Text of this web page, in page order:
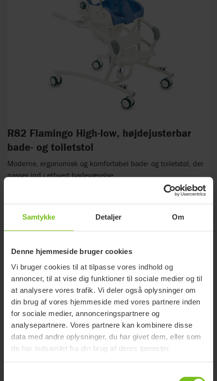
Samtykke Detaljer Om
Denne hjemmeside bruger cookies
Vi bruger cookies til at tilpasse vores indhold og
annoncer, til at vise dig funktioner til sociale medier og til
at analysere vores trafik. Vi deler også oplysninger om
din brug af vores hjemmeside med vores partnere inden
for sociale medier, annonceringspartnere og
analysepartnere. Vores partnere kan kombinere disse
data med andre oplysninger, du har givet dem, eller som
de har indsamlet fra din brug af deres tjenester.
R82 Flamingo High-low, højdejusterbar
bade- og toiletstol
Moderne, ergonomisk og komfortabel bade- og toiletstol, der
passer ind i ethvert badeværelse.